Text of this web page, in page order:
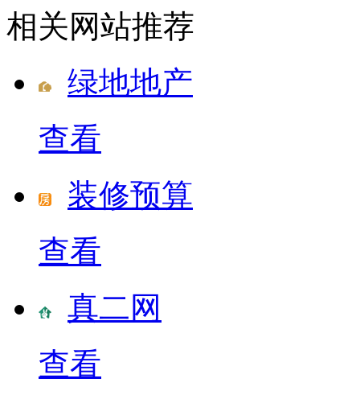
相关网站推荐
绿地地产
查看
装修预算
查看
真二网
查看